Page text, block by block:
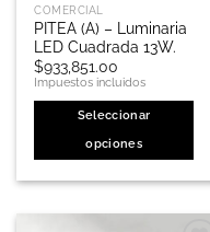
COMERCIAL
PITEA (A) – Luminaria
LED Cuadrada 13W.
$933,851.00
Impuestos incluidos
Seleccionar
opciones
tiene